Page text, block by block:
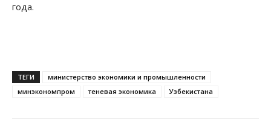
года.
ТЕГИ
министерство экономики и промышленности
минэкономпром
теневая экономика Узбекистана